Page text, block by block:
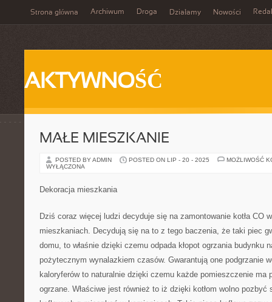
Strona główna Archiwum Droga Działamy Nowości
AKTYWNOŚĆ
MAŁE MIESZKANIE
POSTED BY ADMIN POSTED ON LIP - 20 - 2025
MOŻLIWOŚĆ
WYŁĄCZONA
Dekoracja mieszkania
Dziś coraz więcej ludzi decyduje się na zamontowanie kotła CO
mieszkaniach. Decydują się na to z tego baczenia, że taki piec
domu, to właśnie dzięki czemu odpada kłopot ogrzania budynku
pożytecznym wynalazkiem czasów. Gwarantują one podgrzanie
kaloryferów to naturalnie dzięki czemu każde pomieszczenie ma
ogrzane. Właściwe jest również to iż dzięki kotłom wolno